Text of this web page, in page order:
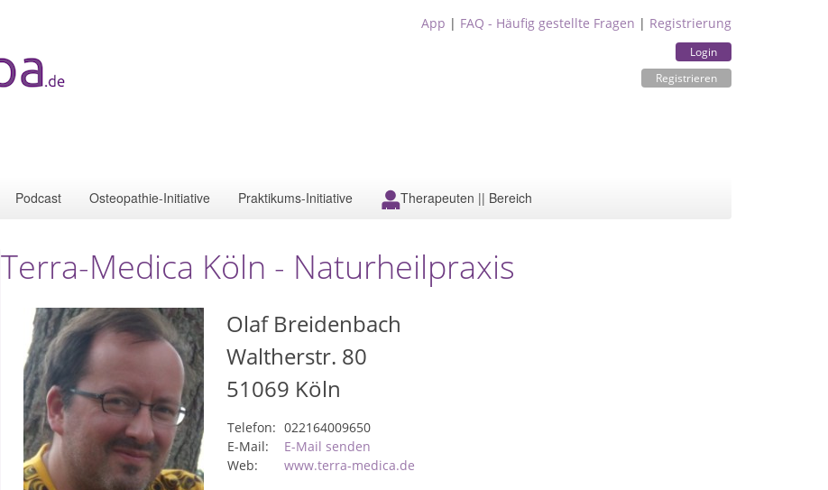
App | FAQ - Häufig gestellte Fragen | Registrierung
Login
Registrieren
Podcast Osteopathie-Initiative Praktikums-Initiative Therapeuten || Bereich
Terra-Medica Köln - Naturheilpraxis
Olaf Breidenbach
Waltherstr. 80
51069 Köln
Telefon: 022164009650
E-Mail:
E-Mail senden
Web:
www.terra-medica.de